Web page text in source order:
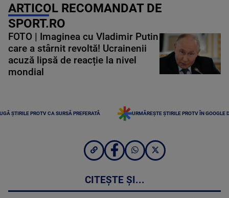
ARTICOL RECOMANDAT DE
SPORT.RO
FOTO | Imaginea cu Vladimir Putin
care a stârnit revoltă! Ucrainenii
acuză lipsă de reacție la nivel
mondial
ȘTIRILE PROTV CA SURSĂ PREFERATĂ URMĂREȘTE ȘTIRILE PROTV ÎN GOOGLE
CITEȘTE ȘI...